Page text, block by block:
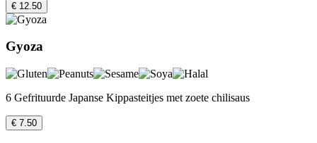
€ 12.50
Gyoza
6 Gefrituurde Japanse Kippasteitjes met zoete chilisaus
€ 7.50